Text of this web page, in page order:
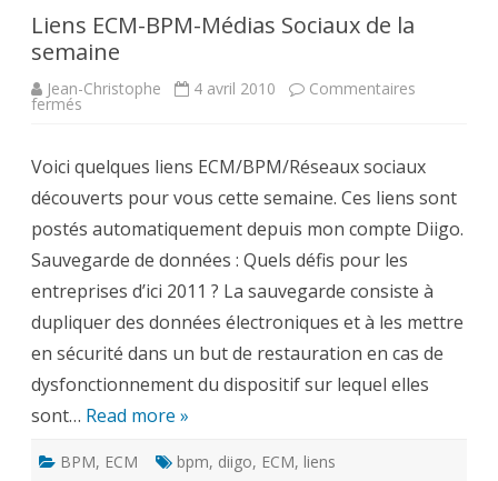
Liens ECM-BPM-Médias Sociaux de la
semaine
Jean-Christophe 4 avril 2010 Commentaires
fermés
Médias
Sociaux
de
la
semaine
Voici quelques liens ECM/BPM/Réseaux sociaux
découverts pour vous cette semaine. Ces liens sont
postés automatiquement depuis mon compte Diigo.
Sauvegarde de données : Quels défis pour les
entreprises d’ici 2011 ? La sauvegarde consiste à
dupliquer des données électroniques et à les mettre
en sécurité dans un but de restauration en cas de
dysfonctionnement du dispositif sur lequel elles
sont… Read more »
BPM, ECM bpm, diigo, ECM, liens